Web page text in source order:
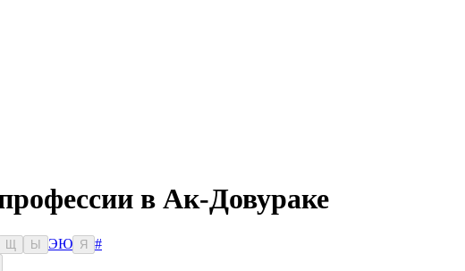
в Ак-Довураке
Ы ЭЮ Я
#